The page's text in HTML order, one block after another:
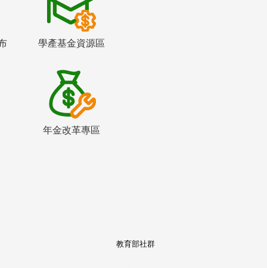
學產基金資源區
年金改革專區
教育部社群